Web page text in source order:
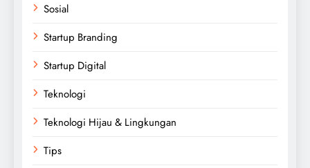
Sosial
Startup Branding
Startup Digital
Teknologi
Teknologi Hijau & Lingkungan
Tips